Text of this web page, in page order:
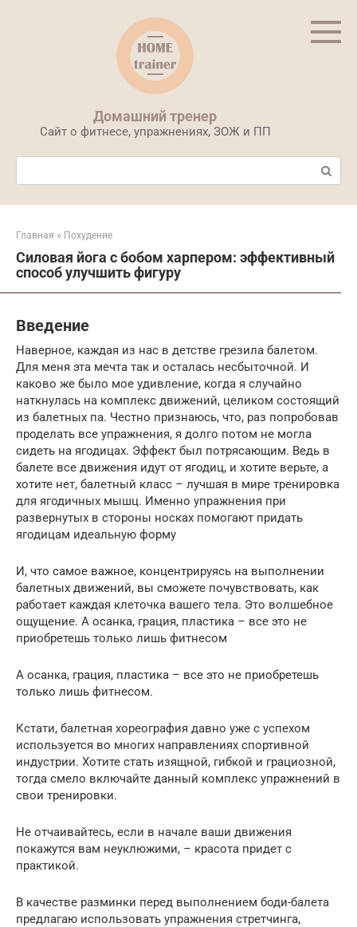
Домашний тренер
Сайт о фитнесе, упражнениях, ЗОЖ и ПП
Поиск:
Главная » Похудение
Силовая йога с бобом харпером: эффективный
способ улучшить фигуру
Введение
Наверное, каждая из нас в детстве грезила балетом.
Для меня эта мечта так и осталась несбыточной. И
каково же было мое удивление, когда я случайно
наткнулась на комплекс движений, целиком состоящий
из балетных па. Честно признаюсь, что, раз попробовав
проделать все упражнения, я долго потом не могла
сидеть на ягодицах. Эффект был потрясающим. Ведь в
балете все движения идут от ягодиц, и хотите верьте, а
хотите нет, балетный класс – лучшая в мире тренировка
для ягодичных мышц. Именно упражнения при
развернутых в стороны носках помогают придать
ягодицам идеальную форму
И, что самое важное, концентрируясь на выполнении
балетных движений, вы сможете почувствовать, как
работает каждая клеточка вашего тела. Это волшебное
ощущение. А осанка, грация, пластика – все это не
приобретешь только лишь фитнесом
А осанка, грация, пластика – все это не приобретешь
только лишь фитнесом.
Кстати, балетная хореография давно уже с успехом
используется во многих направлениях спортивной
индустрии. Хотите стать изящной, гибкой и грациозной,
тогда смело включайте данный комплекс упражнений в
свои тренировки.
Не отчаивайтесь, если в начале ваши движения
покажутся вам неуклюжими, – красота придет с
практикой.
В качестве разминки перед выполнением боди-балета
предлагаю использовать упражнения стретчинга,